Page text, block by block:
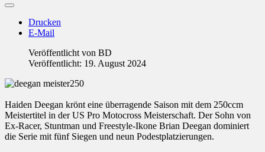
Drucken
E-Mail
Veröffentlicht von BD
Veröffentlicht: 19. August 2024
Haiden Deegan krönt eine überragende Saison mit dem 250ccm
Meistertitel in der US Pro Motocross Meisterschaft. Der Sohn von
Ex-Racer, Stuntman und Freestyle-Ikone Brian Deegan dominiert
die Serie mit fünf Siegen und neun Podestplatzierungen.